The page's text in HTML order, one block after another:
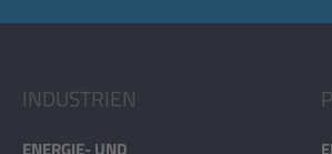
INDUSTRIEN